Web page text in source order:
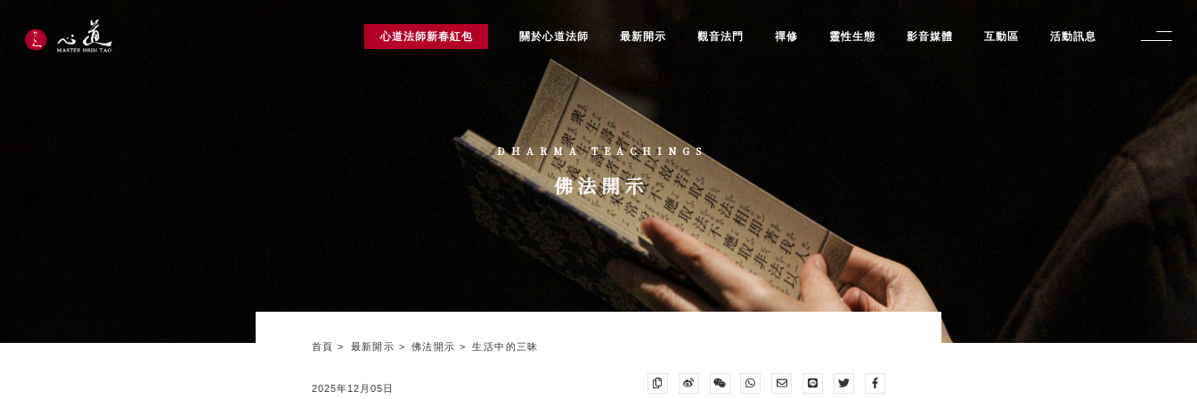
DHARMA TEACHINGS
佛法開示
首頁 最新開示 佛法開示 生活中的三昧
2025年12月05日
心道法師新春紅包 關於心道法師 最新開示 觀音法門 禪修 靈性生態 影音媒體 互動區 活動訊息